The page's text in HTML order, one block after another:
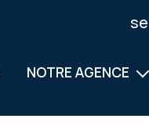
NOTRE AGENCE
Notre équipe